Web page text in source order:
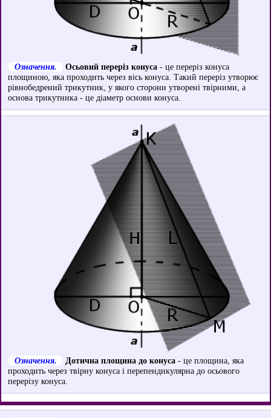
Означення. Осьовий переріз конуса - це переріз конуса
площиною, яка проходить через вісь конуса. Такий переріз утворює
рівнобедрений трикутник, у якого сторони утворені твірними, а
основа трикутника - це діаметр основи конуса.
Означення. Дотична площина до конуса - це площина, яка
проходить через твірну конуса і перепендикулярна до осьового
перерізу конуса.